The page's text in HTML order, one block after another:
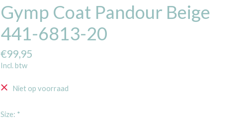
Gymp Coat Pandour Beige
441-6813-20
€99,95
Incl. btw
Niet op voorraad
Size: *